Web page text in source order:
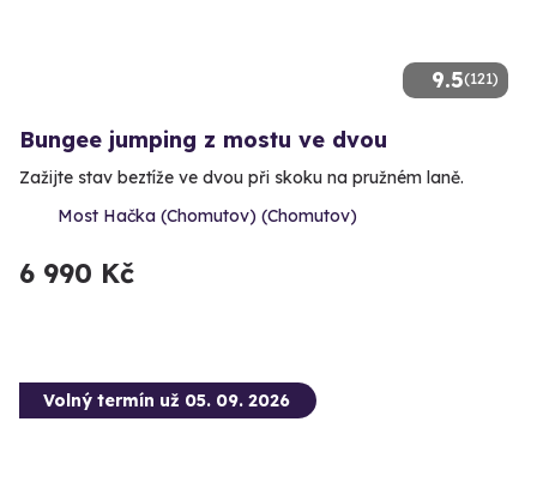
9.5(121)
Bungee jumping z mostu ve dvou
Zažijte stav beztíže ve dvou při skoku na pružném laně.
Most Hačka (Chomutov) (Chomutov)
6 990 Kč
Volný termín už 05. 09. 2026